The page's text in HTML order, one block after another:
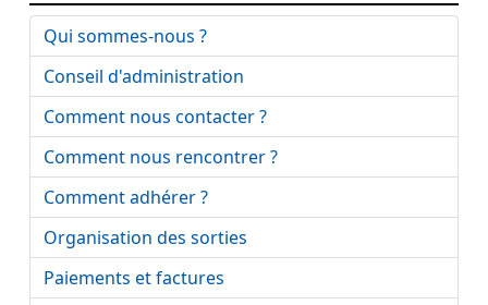
Qui sommes-nous ?
Conseil d'administration
Comment nous contacter ?
Comment nous rencontrer ?
Comment adhérer ?
Organisation des sorties
Paiements et factures